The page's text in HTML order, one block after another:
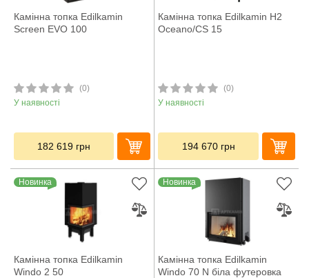
Камінна топка Edilkamin
Screen EVO 100
(0)
У наявності
182 619 грн
Камінна топка Edilkamin H2
Oceano/CS 15
(0)
У наявності
194 670 грн
Новинка
Камінна топка Edilkamin
Windo 2 50
Новинка
Камінна топка Edilkamin
Windo 70 N біла футеровка